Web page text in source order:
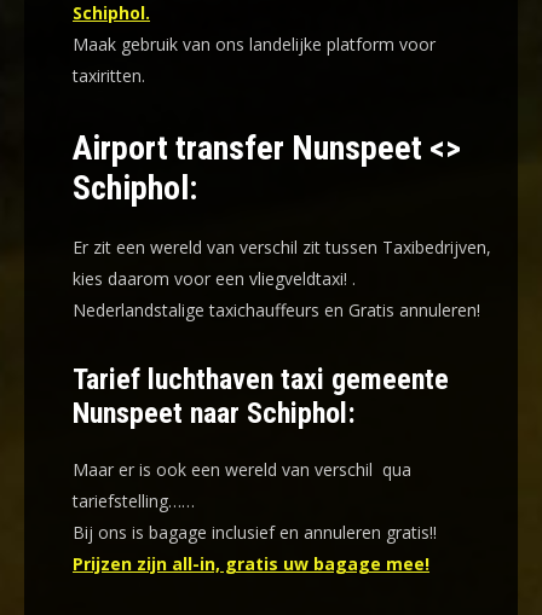
Schiphol.
Maak gebruik van ons landelijke platform voor
taxiritten.
Airport transfer Nunspeet <>
Schiphol:
Er zit een wereld van verschil zit tussen Taxibedrijven,
kies daarom voor een vliegveldtaxi! .
Nederlandstalige taxichauffeurs en Gratis annuleren!
Tarief luchthaven taxi gemeente
Nunspeet naar Schiphol:
Maar er is ook een wereld van verschil qua
tariefstelling……
Bij ons is bagage inclusief en annuleren gratis!!
Prijzen zijn all-in, gratis uw bagage mee!